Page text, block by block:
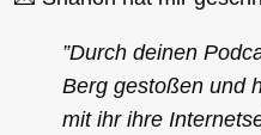
”Durch deinen
Berg gestoßen und
mit ihr ihre